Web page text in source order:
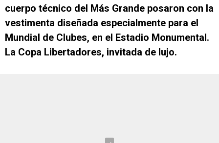
cuerpo técnico del Más Grande posaron con la
vestimenta diseñada especialmente para el
Mundial de Clubes, en el Estadio Monumental.
La Copa Libertadores, invitada de lujo.